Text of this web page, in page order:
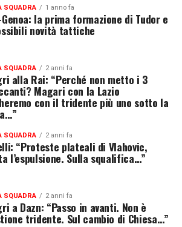
SQUADRA 1 anno fa
Genoa: la prima formazione di Tudor e
novità tattiche
SQUADRA 2 anni fa
alla Rai: “Perché non metto i 3
Magari con la Lazio
con il tridente più uno sotto la
SQUADRA 2 anni fa
“Proteste plateali di Vlahovic,
l’espulsione. Sulla squalifica…”
SQUADRA 2 anni fa
a Dazn: “Passo in avanti. Non è
tridente. Sul cambio di Chiesa…”